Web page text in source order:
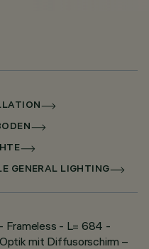
GENERAL LIGHTING
Frameless - L= 684 -
mit Diffusorschirm –